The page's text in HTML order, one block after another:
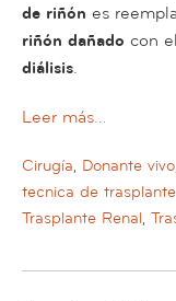
de riñón es
riñón dañado con
diálisis.
Leer más…
Cirugía, Donante vivo
tecnica de
Trasplante Renal,